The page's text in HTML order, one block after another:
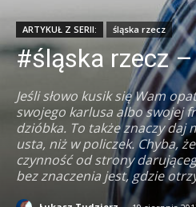
ARTYKUŁ Z SERII: śląska rzecz
#śląska rzecz
Jeśli słowo kusik się Wam
swojego karlusa albo swojej
dzióbka. To także znaczy daj
usta, niż w policzek. Chyba,
czynność od strony
bez znaczenia jest, gdzie